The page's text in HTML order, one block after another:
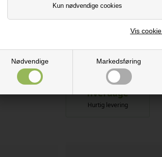
Nødvendige Markedsføring
Vis
Prøven er et stykke af
den endelig bordplade. Vi
Fra 15-20
hverdage
Hurtig levering